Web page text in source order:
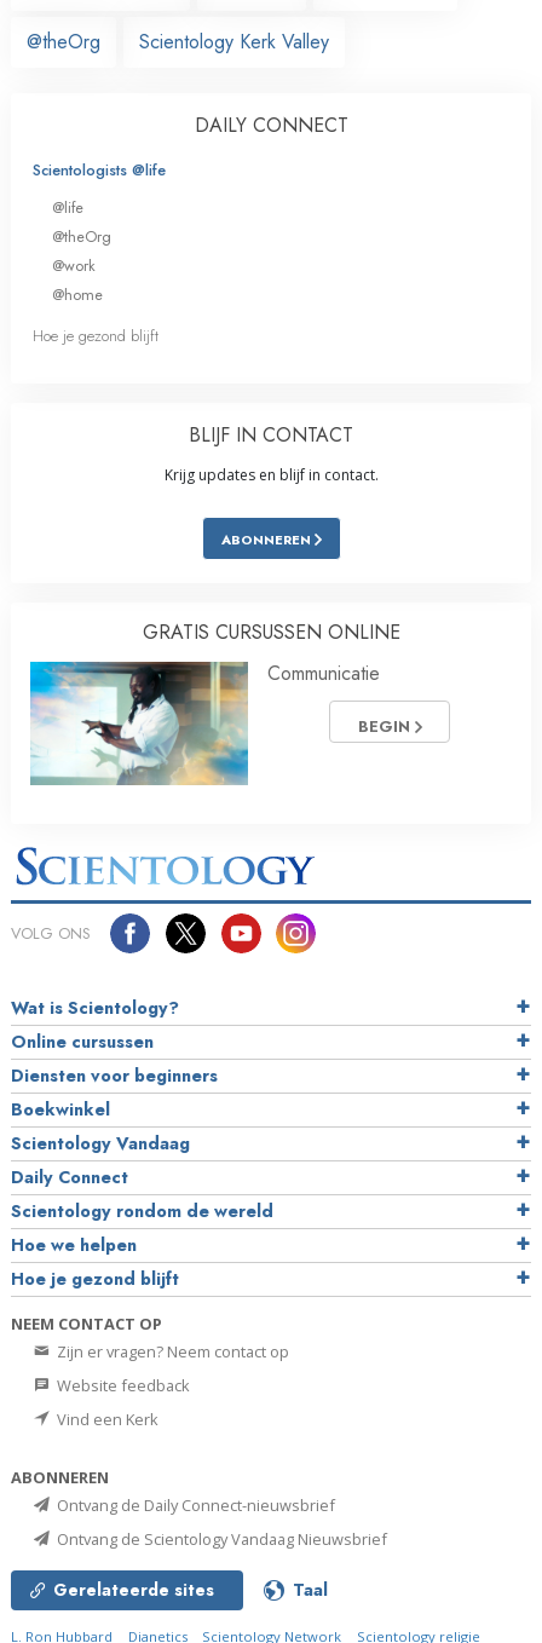
@theOrg Scientology Kerk Valley
DAILY CONNECT
Scientologists @life
@life
@theOrg
@work
@home
Hoe je gezond blijft
BLIJF IN CONTACT
Krijg updates en blijf in contact.
ABONNEREN
GRATIS CURSUSSEN ONLINE
Communicatie
BEGIN
VOLG ONS
Wat is Scientology?
Online cursussen
Diensten voor beginners
Boekwinkel
Scientology Vandaag
Daily Connect
Scientology rondom de wereld
Hoe we helpen
Hoe je gezond blijft
NEEM CONTACT OP
Zijn er vragen? Neem contact op
Website feedback
Vind een Kerk
ABONNEREN
Ontvang de Daily Connect-nieuwsbrief
Ontvang de Scientology Vandaag Nieuwsbrief
Gerelateerde sites Taal
L. Ron Hubbard Dianetics Scientology Network Scientology religie